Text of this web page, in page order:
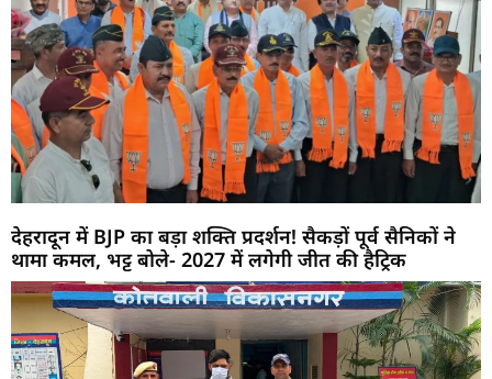
देहरादून में BJP का बड़ा शक्ति प्रदर्शन! सैकड़ों पूर्व सैनिकों ने
थामा कमल, भट्ट बोले- 2027 में लगेगी जीत की हैट्रिक